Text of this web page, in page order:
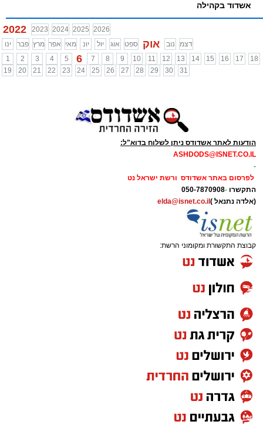
אשדוד בקהילה
2022 2023 2024 2025 2026
ינו
פבר מרץ אפר מאי יונ יול אוג ספט אוק נוב
דצמ
1
2 3 4 5 6 7 8 9 10 11 12 13 14 15 16 17
18
19
20 21 22 23 24 25 26 27 28 29 30 31
הודעות לאתר אשדודס ניתן לשלוח בדוא"ל:
ASHDODS@ISNET.CO.IL
-
לפרסום באתר אשדודס ורשת ישראל נט
התקשרו -
050-7870908
(אלדה נתנאל ) elda@isnet.co.il
קבוצת התקשורת ומקומוני הרשת: